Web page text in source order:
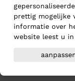
prettig mogelijke
informatie over
website leest u